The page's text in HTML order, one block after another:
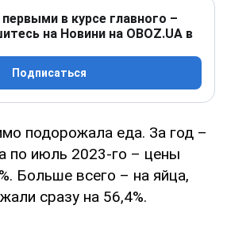
в курсе главного –
на Новини на OBOZ.UA в
Подписаться
подорожала еда. За год –
по июль 2023-го – цены
Больше всего – на яйца,
сразу на 56,4%.